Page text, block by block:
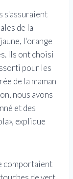
s'assuraient
de la
l'orange
Ils ont choisi
pour les
de la maman
nous avons
et des
explique
comportaient